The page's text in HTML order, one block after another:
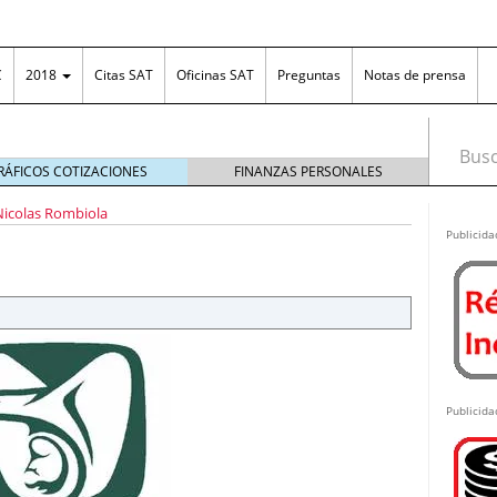
2018 Citas SAT Oficinas SAT Preguntas Notas de prensa
fronteriza
en el RFC? febrero 26, 2013
tener IMMEX no basta
diseño es tan importante como la funcionalidad
ganancias ante el SAT
Excel: la solución práctica para organizar el
empresas
junio 18, 2026
ante posibles incrementos en los plásticos
COTIZACIONES FINANZAS PERSONALES
Rombiola